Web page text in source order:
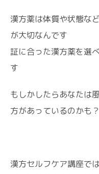
漢方薬は体質や状態な
が大切なんです
証に合った漢方薬を選
す
もしかしたらあなたは
方があっているのかも？
漢方セルフケア講座で